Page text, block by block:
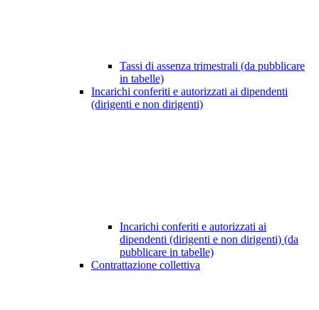
Tassi di assenza trimestrali (da pubblicare
in tabelle)
Incarichi conferiti e autorizzati ai dipendenti
(dirigenti e non dirigenti)
Incarichi conferiti e autorizzati ai
dipendenti (dirigenti e non dirigenti) (da
pubblicare in tabelle)
Contrattazione collettiva